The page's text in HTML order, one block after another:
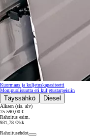
Alkaen
tai kuukausierä
Kuormaus ja kuljetuskapasiteetti
Monipuolisuutta eri kuljetustarpeisiin
Täyssähkö Diesel
Alkaen (sis. alv)
75 590,00 €
Rahoitus esim.
931,78 €/kk
Rahoitusehdot